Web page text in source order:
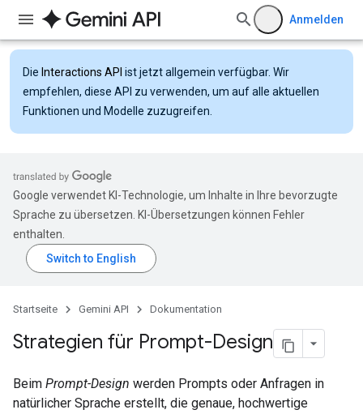
Anmelden
Die Interactions API ist jetzt allgemein verfügbar. Wir
empfehlen, diese API zu verwenden, um auf alle aktuellen
Funktionen und Modelle zuzugreifen.
Google verwendet KI-Technologie, um Inhalte in Ihre bevorzugte
Sprache zu übersetzen. KI-Übersetzungen können Fehler
enthalten.
Startseite Gemini API Dokumentation
Strategien für Prompt-Design
Beim Prompt-Design werden Prompts oder Anfragen in
natürlicher Sprache erstellt, die genaue, hochwertige